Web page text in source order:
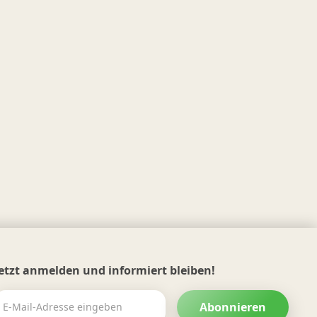
anmelden und informiert bleiben!